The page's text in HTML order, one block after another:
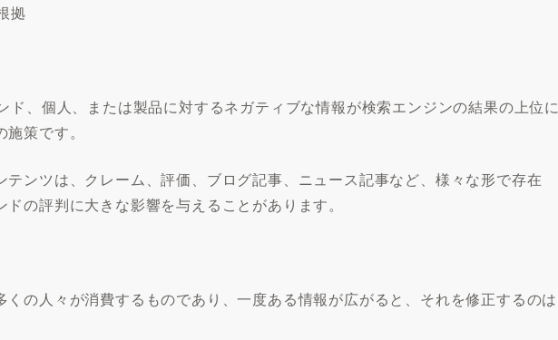
拠
ド、個人、または製品に対するネガティブな情報が検索エンジンの結果の上位
策です。
テンツは、クレーム、評価、ブログ記事、ニュース記事など、様々な形で存在
の評判に大きな影響を与えることがあります。
くの人々が消費するものであり、一度ある情報が広がると、それを修正するのは